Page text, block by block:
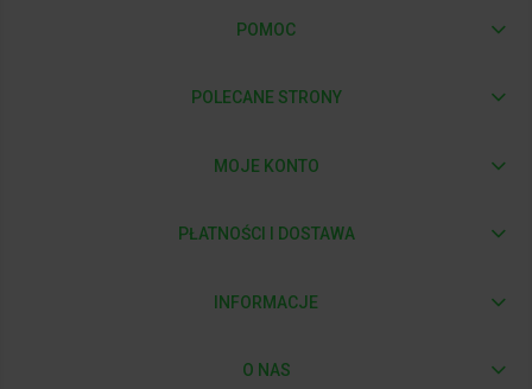
POMOC
POLECANE STRONY
MOJE KONTO
PŁATNOŚCI I DOSTAWA
INFORMACJE
O NAS